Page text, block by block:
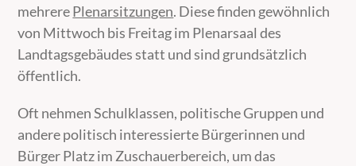
mehrerePlenarsitzungen. Diese finden gewöhnlich
von Mittwoch bis Freitag im Plenarsaal des
Landtagsgebäudes statt und sind grundsätzlich
öffentlich.
Oft nehmen Schulklassen, politische Gruppen und
andere politisch interessierte Bürgerinnen und
Bürger Platz im Zuschauerbereich, um das